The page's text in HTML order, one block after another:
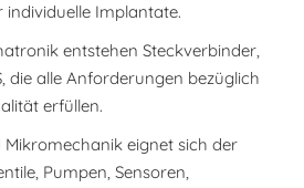
individuelle Implantate.
entstehen Steckverbinder,
die alle Anforderungen bezüglich
erfüllen.
eignet sich der
Pumpen, Sensoren,